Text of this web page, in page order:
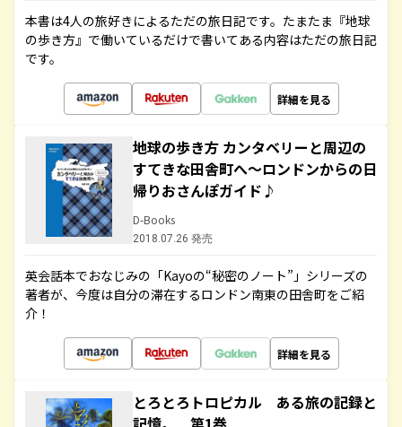
本書は4人の旅好きによるただの旅日記です。たまたま『地球
の歩き方』で働いているだけで書いてある内容はただの旅日記
です。
詳細を見る
地球の歩き方 カンタベリーと周辺の
すてきな田舎町へ～ロンドンからの日
帰りおさんぽガイド♪
D-Books
2018.07.26 発売
英会話本でおなじみの「Kayoの“秘密のノート”」シリーズの
著者が、今度は自分の滞在するロンドン南東の田舎町をご紹
介！
詳細を見る
とろとろトロピカル ある旅の記録と